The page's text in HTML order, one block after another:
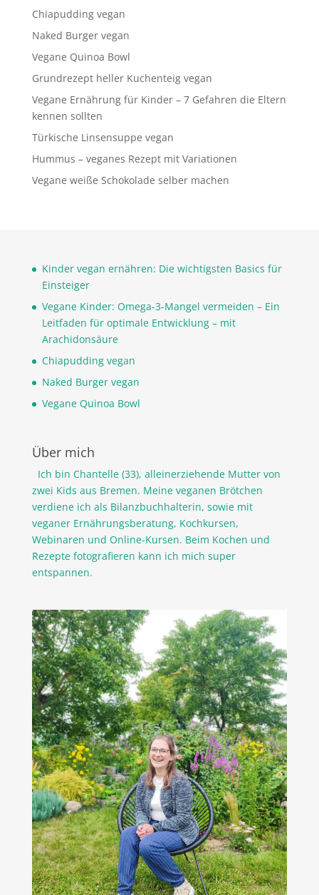
Chiapudding vegan
Naked Burger vegan
Vegane Quinoa Bowl
Grundrezept heller Kuchenteig vegan
Vegane Ernährung für Kinder – 7 Gefahren die Eltern
kennen sollten
Türkische Linsensuppe vegan
Hummus – veganes Rezept mit Variationen
Vegane weiße Schokolade selber machen
Kinder vegan ernähren: Die wichtigsten Basics für
Einsteiger
Vegane Kinder: Omega-3-Mangel vermeiden – Ein
Leitfaden für optimale Entwicklung – mit
Arachidonsäure
Chiapudding vegan
Naked Burger vegan
Vegane Quinoa Bowl
Über mich
Ich bin Chantelle (33), alleinerziehende Mutter von
zwei Kids aus Bremen. Meine veganen Brötchen
verdiene ich als Bilanzbuchhalterin, sowie mit
veganer Ernährungsberatung, Kochkursen,
Webinaren und Online-Kursen. Beim Kochen und
Rezepte fotografieren kann ich mich super
entspannen.